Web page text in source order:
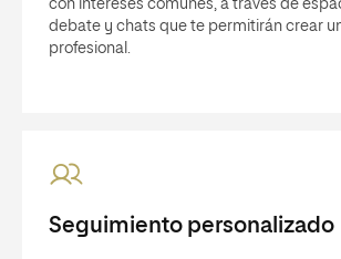
con intereses comunes, a través de
debate y chats que te permitirán crear
profesional.
Seguimiento personalizado